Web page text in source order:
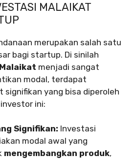
MALAIKAT
merupakan salah satu
bagi startup. Di sinilah
menjadi sangat
modal, terdapat
signifikan yang bisa diperoleh
ini:
Signifikan: Investasi
modal awal yang
mengembangkan produk,